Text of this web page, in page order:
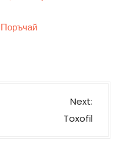
was:
Поръчай
Next:
Toxofil